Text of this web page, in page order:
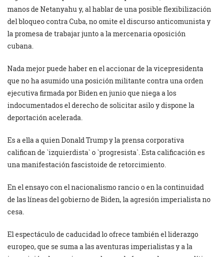
manos de Netanyahu y, al hablar de una posible flexibilización
del bloqueo contra Cuba, no omite el discurso anticomunista y
la promesa de trabajar junto a la mercenaria oposición
cubana.
Nada mejor puede haber en el accionar de la vicepresidenta
que no ha asumido una posición militante contra una orden
ejecutiva firmada por Biden en junio que niega a los
indocumentados el derecho de solicitar asilo y dispone la
deportación acelerada.
Es a ella a quien Donald Trump y la prensa corporativa
califican de `izquierdista` o `progresista`. Esta calificación es
una manifestación fascistoide de retorcimiento.
En el ensayo con el nacionalismo rancio o en la continuidad
de las líneas del gobierno de Biden, la agresión imperialista no
cesa.
El espectáculo de caducidad lo ofrece también el liderazgo
europeo, que se suma a las aventuras imperialistas y a la